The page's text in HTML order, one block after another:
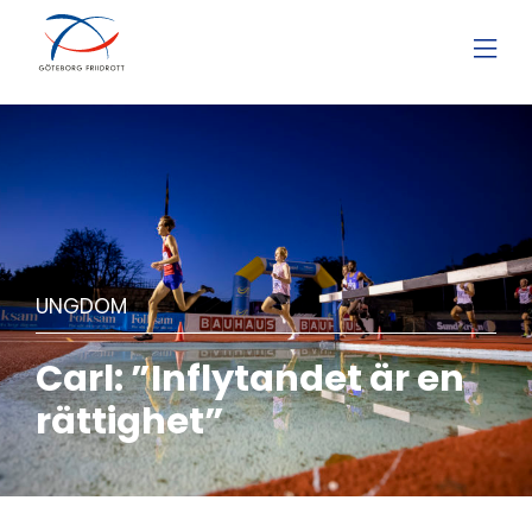
UNGDOM
Carl: ”Inflytandet är en
rättighet”